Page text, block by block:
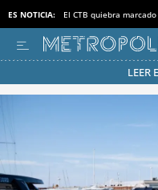
ES NOTICIA: El CTB quiebra
LEER
Pásate al